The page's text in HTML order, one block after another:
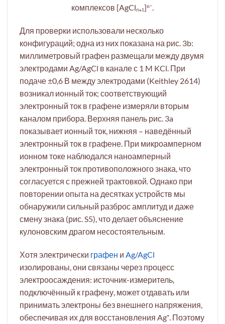
комплексов [AgClₙ₊₁]ⁿ⁻.
Для проверки использовали несколько
конфигураций; одна из них показана на рис. 3b:
миллиметровый графен размещали между двумя
электродами Ag/AgCl в канале с 1 M KCl. При
подаче ±0,6 В между электродами (Keithley 2614)
возникал ионный ток; соответствующий
электронный ток в графене измеряли вторым
каналом прибора. Верхняя панель рис. 3a
показывает ионный ток, нижняя – наведённый
электронный ток в графене. При микроамперном
ионном токе наблюдался наноамперный
электронный ток противоположного знака, что
согласуется с прежней трактовкой. Однако при
повторении опыта на десятках устройств мы
обнаружили сильный разброс амплитуд и даже
смену знака (рис. S5), что делает объяснение
кулоновским драгом несостоятельным.
Хотя электрически графен и Ag/AgCl
изолированы, они связаны через процесс
электроосаждения: источник-измеритель,
подключённый к графену, может отдавать или
принимать электроны без внешнего напряжения,
обеспечивая их для восстановления Ag⁺. Поэтому